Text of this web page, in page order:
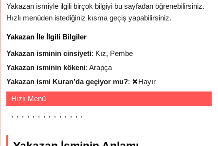
Yakazan ismiyle ilgili birçok bilgiyi bu sayfadan öğrenebilirsiniz.
Hızlı menüden istediğiniz kısma geçiş yapabilirsiniz.
Yakazan İle İlgili Bilgiler
Yakazan isminin cinsiyeti: Kız, Pembe
Yakazan isminin kökeni: Arapça
Yakazan ismi Kuran’da geçiyor mu?: ✖Hayır
Hızlı Menü